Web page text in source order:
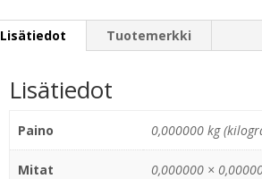
Lisätiedot Tuotemerkki
Lisätiedot
Paino 0,000000 kg
Mitat 0,000000 ×